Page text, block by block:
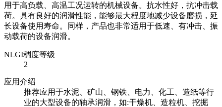
用于高负载、高温工况运转的机械设备。抗水性好，抗冲击载
荷。具有良好的润滑性能，能够最大程度地减少设备磨损，延
长设备使用寿命。同样，产品也非常适用于低速、有冲击、振
动载荷的设备润滑。
NLGI稠度等级
2
应用介绍
推荐应用于水泥、矿山、钢铁、电力、化工、造纸等行
业的大型设备的轴承润滑，如:干燥机、造粒机、挖掘